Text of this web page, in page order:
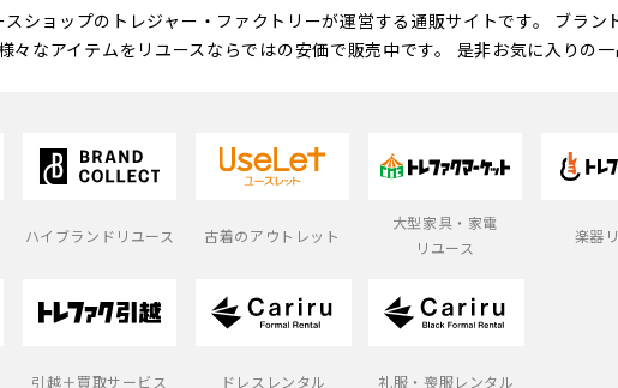
ショップのトレジャー・ファクトリーが運営する通販サイトです。 ブラン
なアイテムをリユースならではの安価で販売中です。 是非お気に入りの
ハイブランドリユース 古着のアウトレット
大型家具・家電
リユース
楽器
引越＋買取サービス ドレスレンタル 礼服・喪服レンタル